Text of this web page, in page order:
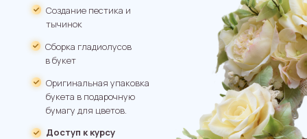
Создание пестика и
тычинок
Сборка гладиолусов
в букет
Оригинальная упаковка
букета в подарочную
бумагу для цветов.
Доступ к курсу